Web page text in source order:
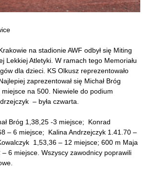
na stadionie AWF odbył się Miting
Lekkiej Atletyki. W ramach tego Memoriału
dla dzieci. KS Olkusz reprezentowało
zaprezentował się Michał Bróg
na 500. Niewiele do podium
– była czwarta.
Bróg 1,38,25 -3 miejsce; Konrad
– 6 miejsce; Kalina Andrzejczyk 1.41.70 –
1,53,36 – 12 miejsce; 600 m Maja
6 miejsce. Wszyscy zawodnicy poprawili